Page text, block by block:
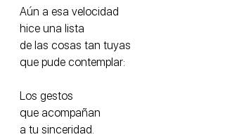
Aún a esa velocidad
hice una lista
de las cosas tan tuyas
que pude contemplar:
Los gestos
que acompañan
a tu sinceridad.